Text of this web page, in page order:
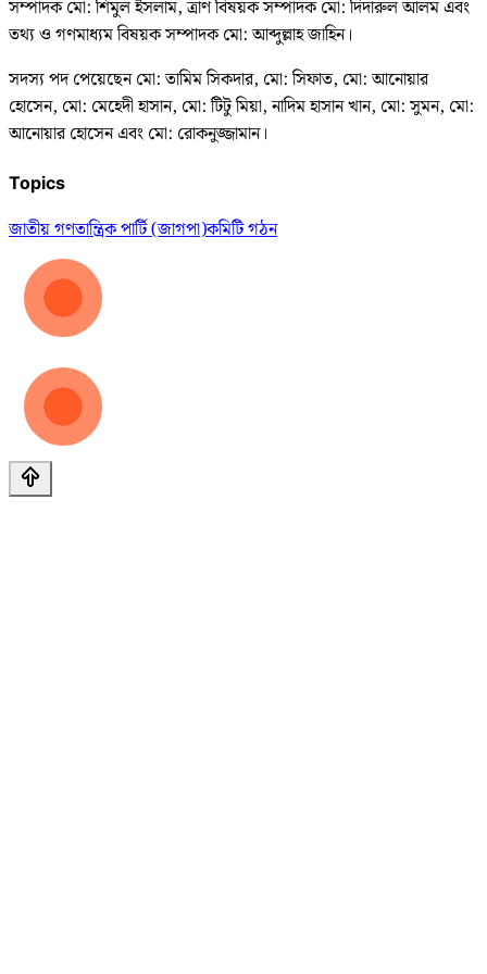
সম্পাদক মো: শিমুল ইসলাম, ত্রাণ বিষয়ক সম্পাদক মো: দিদারুল আলম এবং
তথ্য ও গণমাধ্যম বিষয়ক সম্পাদক মো: আব্দুল্লাহ জাহিন।
সদস্য পদ পেয়েছেন মো: তামিম সিকদার, মো: সিফাত, মো: আনোয়ার
হোসেন, মো: মেহেদী হাসান, মো: টিটু মিয়া, নাদিম হাসান খান, মো: সুমন, মো:
আনোয়ার হোসেন এবং মো: রোকনুজ্জামান।
Topics
জাতীয় গণতান্ত্রিক পার্টি (জাগপা)কমিটি গঠন